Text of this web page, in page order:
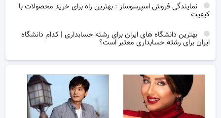
نمایندگی فروش اسپرسوساز : بهترین راه برای خرید محصولات با
کیفیت
بهترین دانشگاه های ایران برای رشته حسابداری | کدام دانشگاه
ایران برای رشته حسابداری معتبر است؟